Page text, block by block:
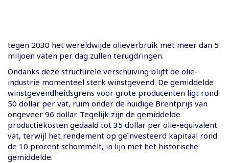
tegen 2030 het wereldwijde olieverbruik met meer dan 5
miljoen vaten per dag zullen terugdringen.
Ondanks deze structurele verschuiving blijft de olie-
industrie momenteel sterk winstgevend. De gemiddelde
winstgevendheidsgrens voor grote producenten ligt rond
50 dollar per vat, ruim onder de huidige Brentprijs van
ongeveer 96 dollar. Tegelijk zijn de gemiddelde
productiekosten gedaald tot 35 dollar per olie-equivalent
vat, terwijl het rendement op geïnvesteerd kapitaal rond
de 10 procent schommelt, in lijn met het historische
gemiddelde.